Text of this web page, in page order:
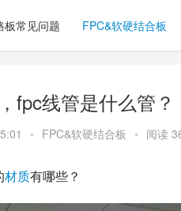
板常见问题 FPC&软硬结合板
fpc线管是什么管？
• FPC&软硬结合板 • 阅读
材质有哪些？